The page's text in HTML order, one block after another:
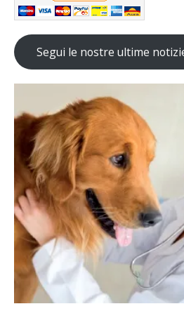
Segui le nostre ultime